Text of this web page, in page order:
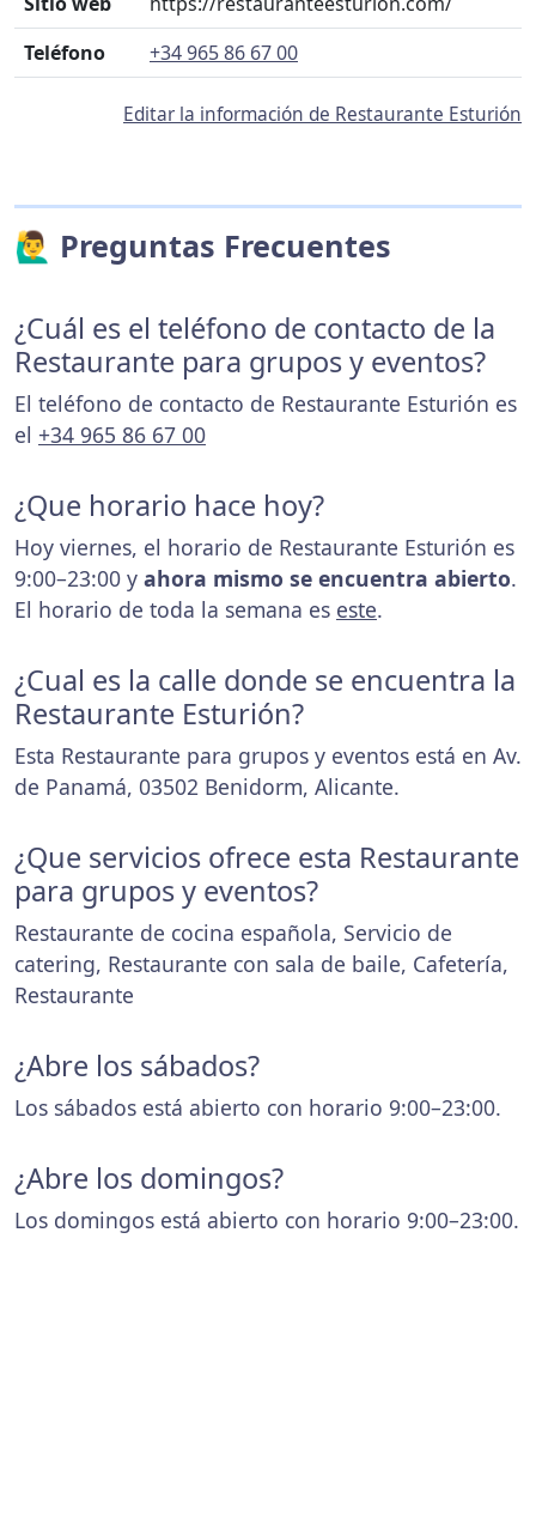
Teléfono
+34 965 86 67 00
Editar la información de Restaurante Esturión
🙋‍♂️ Preguntas Frecuentes
¿Cuál es el teléfono de contacto de la
Restaurante para grupos y eventos?
El teléfono de contacto de Restaurante Esturión es
el +34 965 86 67 00
¿Que horario hace hoy?
Hoy viernes, el horario de Restaurante Esturión es
9:00–23:00 y ahora mismo se encuentra abierto.
El horario de toda la semana es este.
¿Cual es la calle donde se encuentra la
Restaurante Esturión?
Esta Restaurante para grupos y eventos está en Av.
de Panamá, 03502 Benidorm, Alicante.
¿Que servicios ofrece esta Restaurante
para grupos y eventos?
Restaurante de cocina española, Servicio de
catering, Restaurante con sala de baile, Cafetería,
Restaurante
¿Abre los sábados?
Los sábados está abierto con horario 9:00–23:00.
¿Abre los domingos?
Los domingos está abierto con horario 9:00–23:00.